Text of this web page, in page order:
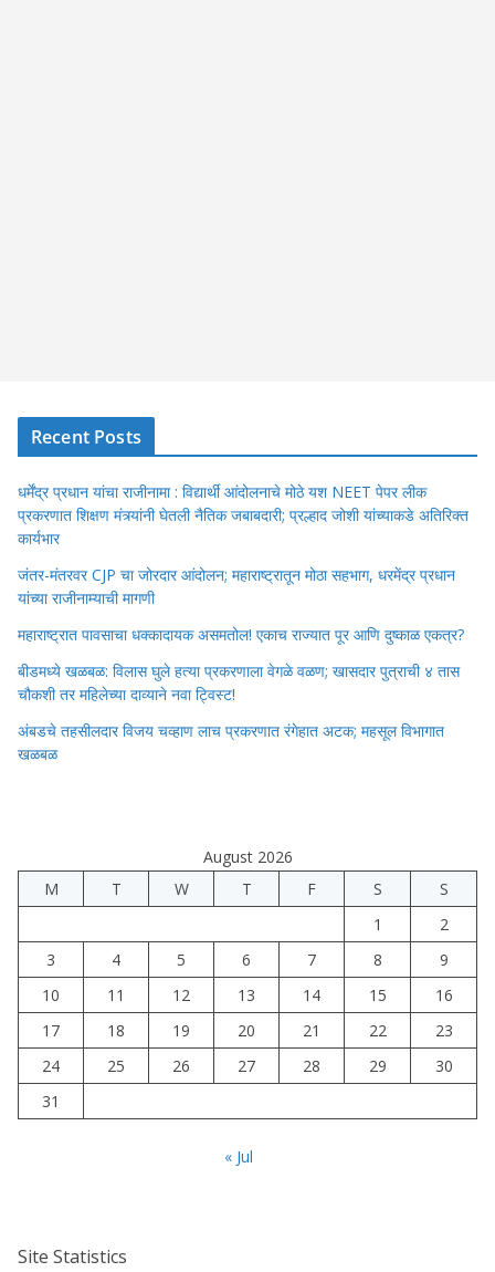
Recent Posts
धर्मेंद्र प्रधान यांचा राजीनामा : विद्यार्थी आंदोलनाचे मोठे यश NEET पेपर लीक
प्रकरणात शिक्षण मंत्र्यांनी घेतली नैतिक जबाबदारी; प्रल्हाद जोशी यांच्याकडे अतिरिक्त
कार्यभार
जंतर-मंतरवर CJP चा जोरदार आंदोलन; महाराष्ट्रातून मोठा सहभाग, धरमेंद्र प्रधान
यांच्या राजीनाम्याची मागणी
महाराष्ट्रात पावसाचा धक्कादायक असमतोल! एकाच राज्यात पूर आणि दुष्काळ एकत्र?
बीडमध्ये खळबळ: विलास घुले हत्या प्रकरणाला वेगळे वळण; खासदार पुत्राची ४ तास
चौकशी तर महिलेच्या दाव्याने नवा ट्विस्ट!
अंबडचे तहसीलदार विजय चव्हाण लाच प्रकरणात रंगेहात अटक; महसूल विभागात
खळबळ
August 2026
M
T W T F S
S
1
2
3
4 5 6 7 8
9
10
11 12 13 14 15
16
17
18 19 20 21 22
23
24
25 26 27 28 29
30
31
« Jul
Site Statistics